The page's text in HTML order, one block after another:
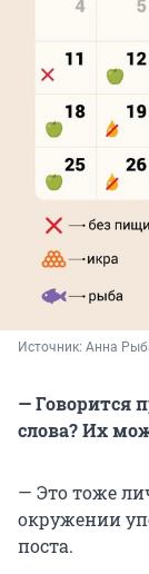
Источник: Анна
— Говорится
слова? Их
— Это тоже
окружении
поста.